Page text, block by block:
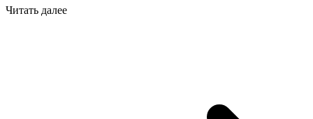
Читать далее